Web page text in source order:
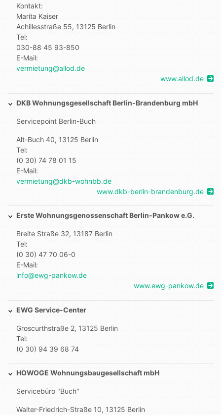
Kontakt:
Marita Kaiser
Achillesstraße 55, 13125 Berlin
Tel:
030-88 45 93-850
E-Mail:
vermietung@allod.de
www.allod.de
DKB Wohnungsgesellschaft Berlin-Brandenburg mbH
Servicepoint Berlin-Buch
Alt-Buch 40, 13125 Berlin
Tel:
(0 30) 74 78 01 15
E-Mail:
vermietung@dkb-wohnbb.de
www.dkb-berlin-brandenburg.de
Erste Wohnungsgenossenschaft Berlin-Pankow e.G.
Breite Straße 32, 13187 Berlin
Tel:
(0 30) 47 70 06-0
E-Mail:
info@ewg-pankow.de
www.ewg-pankow.de
EWG Service-Center
Groscurthstraße 2, 13125 Berlin
Tel:
(0 30) 94 39 68 74
HOWOGE Wohnungsbaugesellschaft mbH
Servicebüro "Buch"
Walter-Friedrich-Straße 10, 13125 Berlin